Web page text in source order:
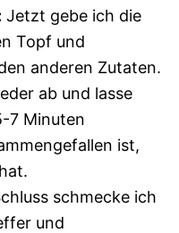
Jetzt gebe ich die
Topf und
anderen Zutaten.
ab und lasse
7 Minuten
ist,
schmecke ich
und